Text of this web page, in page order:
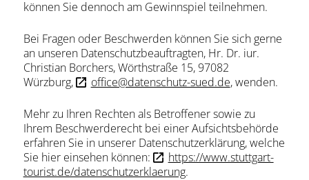
können Sie dennoch am Gewinnspiel teilnehmen.
Bei Fragen oder Beschwerden können Sie sich gerne
an unseren Datenschutzbeauftragten, Hr. Dr. iur.
Christian Borchers, Wörthstraße 15, 97082
Würzburg,
office@datenschutz-sued.de, wenden.
Mehr zu Ihren Rechten als Betroffener sowie zu
Ihrem Beschwerderecht bei einer Aufsichtsbehörde
erfahren Sie in unserer Datenschutzerklärung, welche
Sie hier einsehen können:
https://www.stuttgart-
tourist.de/datenschutzerklaerung.